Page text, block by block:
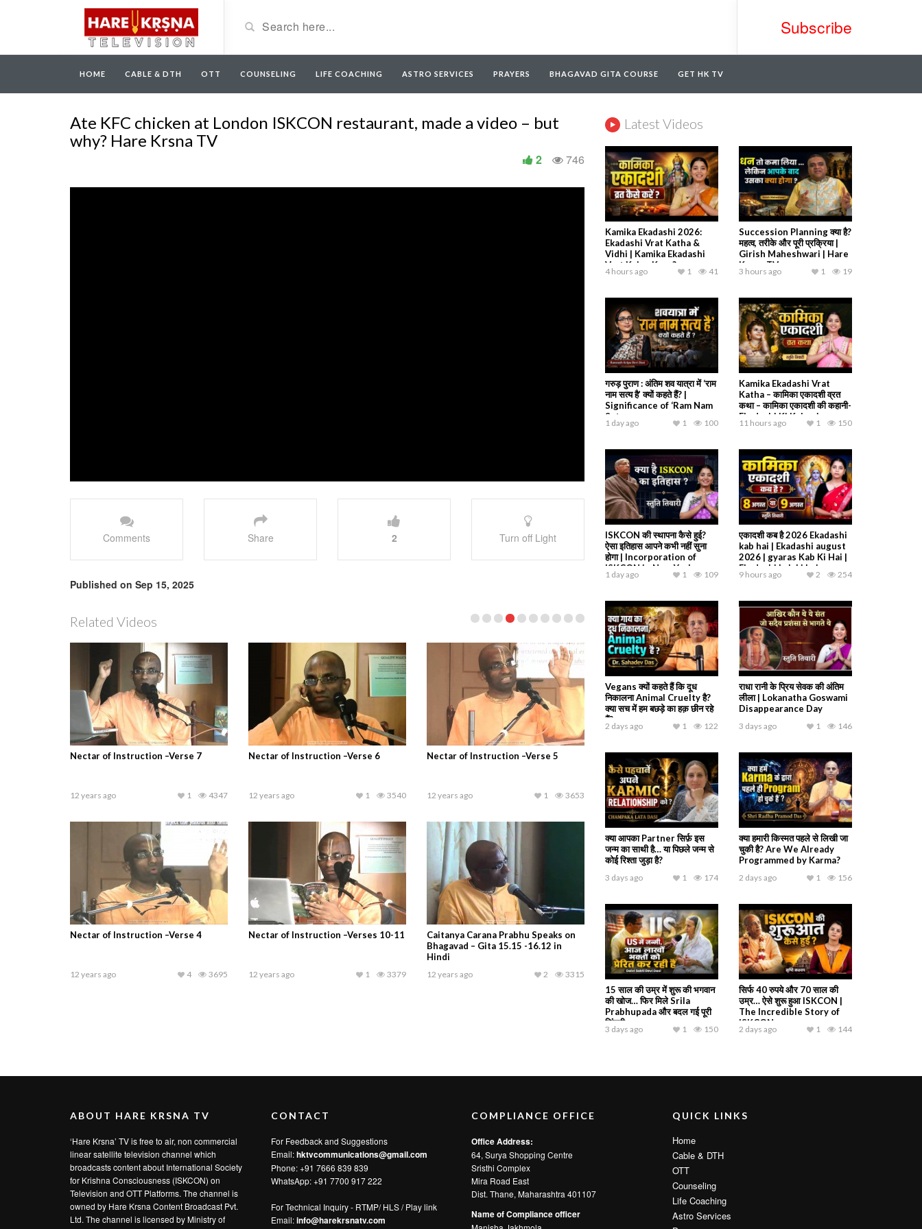
Subscribe
HOME CABLE & DTH OTT COUNSELING LIFE COACHING ASTRO SERVICES PRAYERS BHAGAVAD GITA COURSE GET HK TV
Ate KFC chicken at London ISKCON restaurant, made a video – but
why? Hare Krsna TV
746
2
Comments Share 2 Turn off Light
Published on Sep 15, 2025
Related Videos
Nectar of Instruction –Verse 7
12 years ago 4347
1
Nectar of Instruction –Verse 6
12 years ago 3540
1
Nectar of Instruction –Verse 5
12 years ago 3653
1
Nectar of Instruction –Verse 4
12 years ago 3695
4
Nectar of Instruction –Verses 10-11
12 years ago 3379
1
Caitanya Carana Prabhu Speaks on
Bhagavad – Gita 15.15 -16.12 in
Hindi
12 years ago 3315
2
Latest Videos
Kamika Ekadashi 2026:
Ekadashi Vrat Katha &
Vidhi | Kamika Ekadashi
Vrat Kaise Kare?
4 hours ago 41
1
Succession Planning क्या है?
महत्व, तरीके और पूरी प्रक्रिया |
Girish Maheshwari | Hare
Krsna TV
3 hours ago 19
1
गरुड़ पुराण : अंतिम शव यात्रा में ‘राम
नाम सत्य है’ क्यों कहते हैं? |
Significance of ‘Ram Nam
Satya
1 day ago 100
1
Kamika Ekadashi Vrat
Katha – कामिका एकादशी व्रत
कथा – कामिका एकादशी की कहानी-
Ekadashi Ki Kahani
11 hours ago 150
1
ISKCON की स्थापना कैसे हुई?
ऐसा इतिहास आपने कभी नहीं सुना
होगा | Incorporation of
ISKCON in New York
1 day ago 109
1
एकादशी कब है 2026 Ekadashi
kab hai | Ekadashi august
2026 | gyaras Kab Ki Hai |
Ekadashi kab ki hai
9 hours ago 254
2
Vegans क्यों कहते हैं कि दूध
निकालना Animal Cruelty है?
क्या सच में हम बछड़े का हक़ छीन रहे
हैं?
2 days ago 122
1
राधा रानी के प्रिय सेवक की अंतिम
लीला | Lokanatha Goswami
Disappearance Day
3 days ago 146
1
क्या आपका Partner सिर्फ़ इस
जन्म का साथी है… या पिछले जन्म से
कोई रिश्ता जुड़ा है?
3 days ago 174
1
क्या हमारी किस्मत पहले से लिखी जा
चुकी है? Are We Already
Programmed by Karma?
2 days ago 156
1
15 साल की उम्र में शुरू की भगवान
की खोज… फिर मिले Srila
Prabhupada और बदल गई पूरी
जिंदगी
3 days ago 150
1
सिर्फ 40 रुपये और 70 साल की
उम्र… ऐसे शुरू हुआ ISKCON |
The Incredible Story of
ISKCON
2 days ago 144
1
ABOUT HARE KRSNA TV
‘Hare Krsna’ TV is free to air, non commercial
linear satellite television channel which
broadcasts content about International Society
for Krishna Consciousness (ISKCON) on
Television and OTT Platforms. The channel is
owned by Hare Krsna Content Broadcast Pvt.
Ltd. The channel is licensed by Ministry of
CONTACT
For Feedback and Suggestions
Email:hktvcommunications@gmail.com
Phone: +91 7666 839 839
WhatsApp:+91 7700 917 222
For Technical Inquiry - RTMP/ HLS / Play link
Email:info@harekrsnatv.com
COMPLIANCE OFFICE
Office Address:
64, Surya Shopping Centre
Sristhi Complex
Mira Road East
Dist. Thane, Maharashtra 401107
Name of Compliance officer
QUICK LINKS
Home
Cable & DTH
OTT
Counseling
Life Coaching
Astro Services